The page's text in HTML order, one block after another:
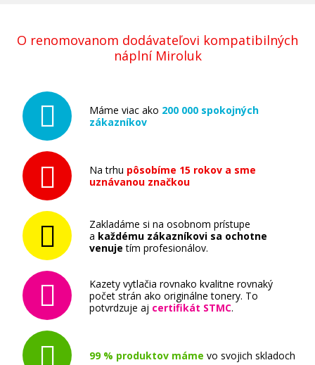
Kompatibilná náplň s EPSON T9454 (Žltá)
41,90 €
Pridať do košíka
Kompatibilná náplň s EPSON T9451
(čierna)
Kompatibilná náplň
O renomovanom dodávateľovi kompatibilných
náplní Miroluk
Máme viac ako 200 000 spokojných
zákazníkov
Na trhu pôsobíme 15 rokov a sme
uznávanou značkou
Zakladáme si na osobnom prístupe
a každému zákazníkovi sa ochotne
venuje tím profesionálov.
Kazety vytlačia rovnako kvalitne rovnaký
počet strán ako originálne tonery. To
potvrdzuje aj certifikát STMC.
99 % produktov máme vo svojich skladoch